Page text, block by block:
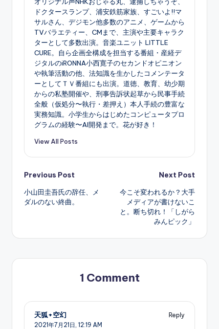
ドクタースランプ、浦安鉄筋家族、すごいよ!!マ
サルさん、デジモン他多数のアニメ、ゲームから
TVバラエティー、CMまで、主演や主要キャラク
ターとして多数出演。音楽ユニット LITTLE
CURE。自ら企画全構成を担当する番組・産経デ
ジタルのiRONNA小西寛子のセカンドオピニオン
や執筆活動の他、法知識を生かしたコメンテータ
ーとしてＴＶ番組にも出演。道徳、教育、幼少期
からの私塾開催や、刑事告訴状起草から民事手続
全般（仮処分〜執行・差押え）本人手続の豊富な
実務知識。小学生からはじめたコンピュータプロ
グラムの経験〜AI開発まで。花が好き！
View All Posts
Post
navigation
Previous Post
小山田圭吾氏の辞任、メ
ダルのない終曲。
Next Post
今こそ変われるか？大手
メディアが書けないこ
と。断ち切れ！「しがら
みんピック」
1 Comment
天狐+空幻
Reply
2021年7月21日, 12:19 AM